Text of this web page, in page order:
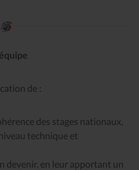
de :
des stages nationaux,
technique et
devenir, en leur apportant un